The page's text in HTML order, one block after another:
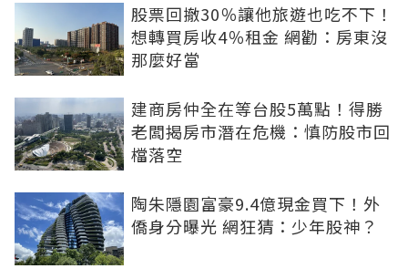
股票回撤30％讓他旅遊也吃不下！
想轉買房收4％租金 網勸：房東沒
那麼好當
建商房仲全在等台股5萬點！得勝
老闆揭房市潛在危機：慎防股市回
檔落空
陶朱隱園富豪9.4億現金買下！外
僑身分曝光 網狂猜：少年股神？